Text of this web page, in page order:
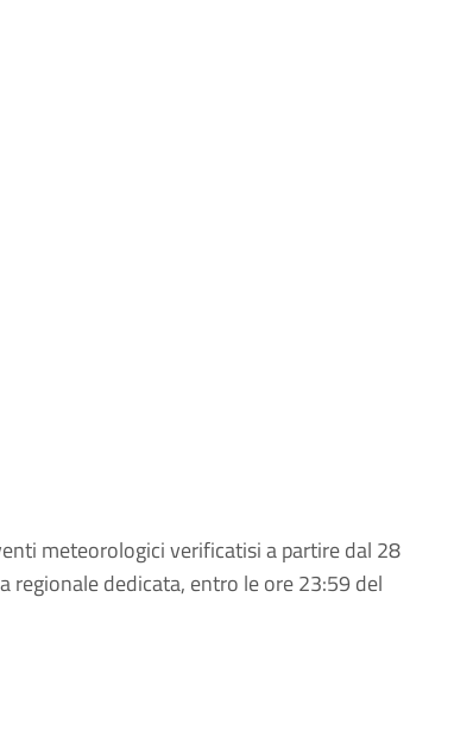
meteorologici verificatisi a partire dal 28
dedicata, entro le ore 23:59 del